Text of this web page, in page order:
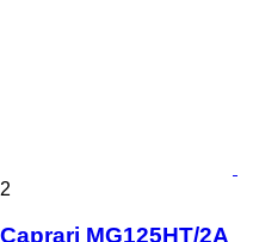
2
Caprari MG125HT/2A